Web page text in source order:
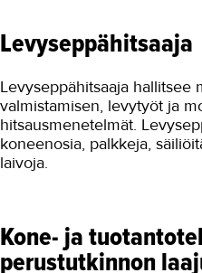
Levyseppähitsaaja
Levyseppähitsaaja hallitsee
valmistamisen, levytyöt ja
hitsausmenetelmät.
koneenosia, palkkeja,
laivoja.
Kone- ja
perustutkinnon